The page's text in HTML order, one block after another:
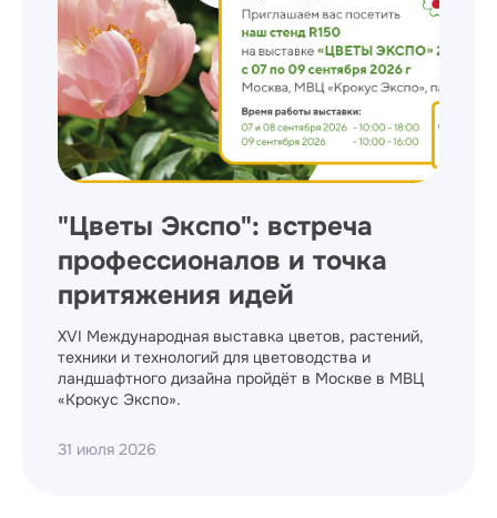
"Цветы Экспо": встреча
профессионалов и точка
притяжения идей
XVI Международная выставка цветов, растений,
техники и технологий для цветоводства и
ландшафтного дизайна пройдёт в Москве в МВЦ
«Крокус Экспо».
31 июля 2026